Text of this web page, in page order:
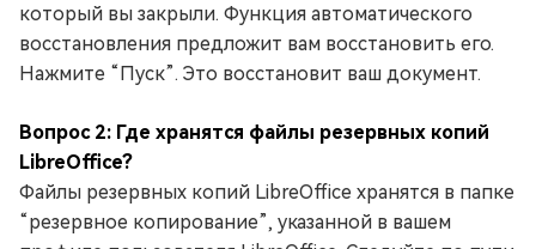
который вы закрыли. Функция автоматического
восстановления предложит вам восстановить его.
Нажмите “Пуск”. Это восстановит ваш документ.
Вопрос 2: Где хранятся файлы резервных копий
LibreOffice?
Файлы резервных копий LibreOffice хранятся в папке
“резервное копирование”, указанной в вашем